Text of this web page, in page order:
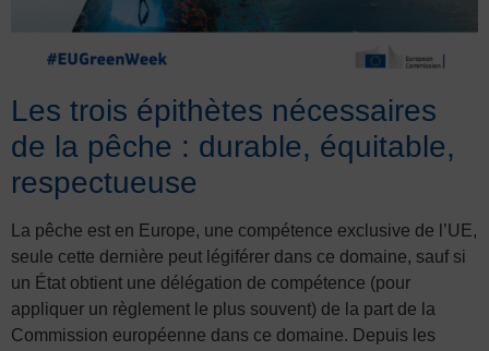
Les trois épithètes nécessaires
de la pêche : durable, équitable,
respectueuse
La pêche est en Europe, une compétence exclusive de l’UE,
seule cette dernière peut légiférer dans ce domaine, sauf si
un État obtient une délégation de compétence (pour
appliquer un règlement le plus souvent) de la part de la
Commission européenne dans ce domaine. Depuis les